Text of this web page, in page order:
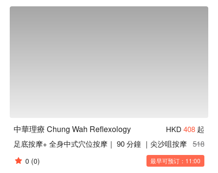
中華理療 Chung Wah Reflexology HKD 408 起
足底按摩+ 全身中式穴位按摩｜ 90 分鐘 ｜尖沙咀按摩 518
0 (0) 最早可预订：11:00